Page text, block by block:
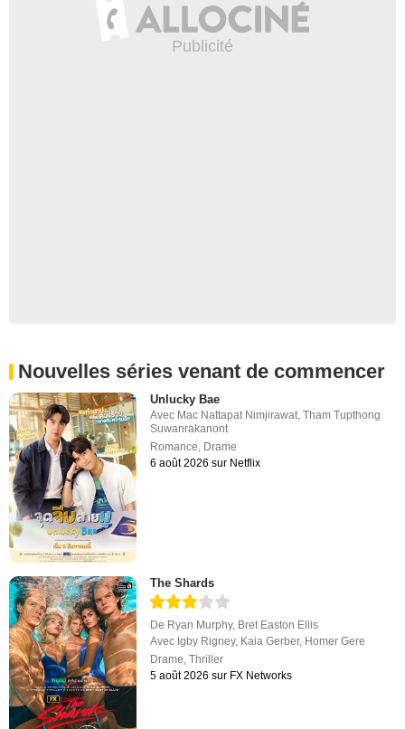
Nouvelles séries venant de commencer
Unlucky Bae
Avec Mac Nattapat Nimjirawat ,Tham Tupthong
Suwanrakanont
Romance Drame
6 août 2026 sur Netflix
The Shards
De Ryan Murphy, Bret Easton Ellis
Avec Igby Rigney, Kaia Gerber, Homer Gere
Drame,Thriller
5 août 2026 sur FX Networks